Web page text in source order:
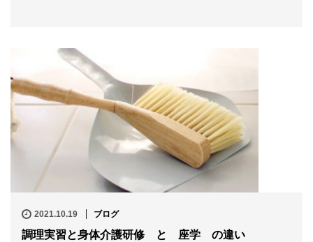
2021.10.19 ブログ
調理実習と身体介護研修 と 座学 の違い